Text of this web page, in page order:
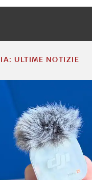
ULTIME NOTIZIE